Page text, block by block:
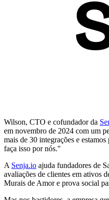
Wilson, CTO e cofundador da
em novembro de 2024 com um
mais de 30 integrações e
faça isso por nós."
A Senja.io ajuda fundadores de
avaliações de clientes em ativos
Murais de Amor e prova social